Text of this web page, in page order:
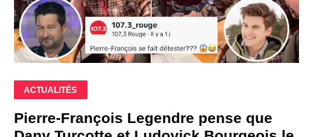
ACTUALITÉS
Pierre-François Legendre pense que